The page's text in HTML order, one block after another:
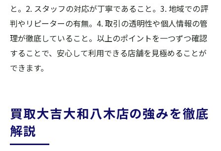
と。2. スタッフの対応が丁寧であること。3. 地域での評
判やリピーターの有無。4. 取引の透明性や個人情報の管
理が徹底していること。以上のポイントを一つずつ確認
することで、安心して利用できる店舗を見極めることが
できます。
買取大吉大和八木店の強みを徹底
解説